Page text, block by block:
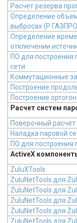
Расчет резерва
Определение
выбросах (Р
Определение
отключении
ПО для построения
сети
Коммутационные
Построение
Построение
Расчет систем
Поверочный расчет
Наладка паровой
ПО для построения
ActiveX
ZuluXTools
ZuluNetTools для
ZuluNetTools для
ZuluNetTools для
ZuluNetTools для
ZuluNetTools для